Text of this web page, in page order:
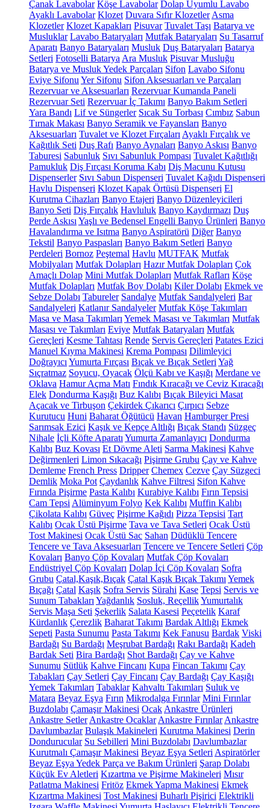
Çanak Lavabolar Köşe Lavabolar Dolap Uyumlu Lavabo
Ayaklı Lavabolar Klozet Duvara Sıfır Klozetler Asma
Klozetler Klozet Kapakları Pisuvar Tuvalet Taşı Batarya ve
Musluklar Lavabo Bataryaları Mutfak Bataryaları Su Tasarruf
Aparatı Banyo Bataryaları Musluk Duş Bataryaları Batarya
Setleri Fotoselli Batarya Ara Musluk Pisuvar Musluğu
Batarya ve Musluk Yedek Parçaları Sifon Lavabo Sifonu
Eviye Sifonu Yer Sifonu Sifon Aksesuarları ve Parçaları
Rezervuar ve Aksesuarları Rezervuar Kumanda Paneli
Rezervuar Seti Rezervuar İç Takımı Banyo Bakım Setleri
Yara Bandı Lif ve Süngerler Sıcak Su Torbası Cımbız Sabun
Tırnak Makası Banyo Seramik ve Fayansları Banyo
Aksesuarları Tuvalet ve Klozet Fırçaları Ayaklı Fırçalık ve
Kağıtlık Seti Duş Rafı Banyo Aynaları Banyo Askısı Banyo
Taburesi Sabunluk Sıvı Sabunluk Pompası Tuvalet Kağıtlığı
Pamukluk Diş Fırçası Koruma Kabı Diş Macunu Kutusu
Dispenserler Sıvı Sabun Dispenseri Tuvalet Kağıdı Dispenseri
Havlu Dispenseri Klozet Kapak Örtüsü Dispenseri El
Kurutma Cihazları Banyo Etajeri Banyo Düzenleyicileri
Banyo Seti Diş Fırçalık Havluluk Banyo Kaydırmazı Duş
Perde Askısı Yaşlı ve Bedensel Engelli Banyo Ürünleri Banyo
Havalandırma ve Isıtma Banyo Aspiratörü Diğer Banyo
Tekstil Banyo Paspasları Banyo Bakım Setleri Banyo
Perdeleri Bornoz Peştemal Havlu MUTFAK Mutfak
Mobilyaları Mutfak Dolapları Hazır Mutfak Dolapları Çok
Amaçlı Dolap Mini Mutfak Dolapları Mutfak Rafları Köşe
Mutfak Dolapları Mutfak Boy Dolabı Kiler Dolabı Ekmek ve
Sebze Dolabı Tabureler Sandalye Mutfak Sandalyeleri Bar
Sandalyeleri Katlanır Sandalyeler Mutfak Köşe Takımları
Masa ve Masa Takımları Yemek Masası ve Takımları Mutfak
Masası ve Takımları Eviye Mutfak Bataryaları Mutfak
Gereçleri Kesme Tahtası Rende Servis Gereçleri Patates Ezici
Manuel Kıyma Makinesi Krema Pompası Dilimleyici
Doğrayıcı Yumurta Fırçası Bıçak ve Bıçak Setleri Yağ
Sıçratmaz Soyucu, Oyacak Ölçü Kabı ve Kaşığı Merdane ve
Oklava Hamur Açma Matı Fındık Kıracağı ve Ceviz Kıracağı
Elek Dondurma Kaşığı Buz Kalıbı Bıçak Bileyici Masat
Açacak ve Tirbuşon Çekirdek Çıkarıcı Çırpıcı Sebze
Kurutucu Huni Baharat Öğütücü Havan Hamburger Presi
Sarımsak Ezici Kaşık ve Kepçe Altlığı Bıçak Standı Süzgeç
Nihale İçli Köfte Aparatı Yumurta Zamanlayıcı Dondurma
Kalıbı Buz Kovası Et Dövme Aleti Sarma Makinesi Kahve
Değirmenleri Limon Sıkacağı Pişirme Grubu Çay ve Kahve
Demleme French Press Dripper Chemex Cezve Çay Süzgeci
Demlik Moka Pot Çaydanlık Kahve Filtresi Sifon Kahve
Fırında Pişirme Pasta Kalıbı Kurabiye Kalıbı Fırın Tepsisi
Cam Tepsi Alüminyum Folyo Kek Kalıbı Muffin Kalıbı
Çikolata Kalıbı Güveç Pişirme Kağıdı Pizza Tepsisi Tart
Kalıbı Ocak Üstü Pişirme Tava ve Tava Setleri Ocak Üstü
Tost Makinesi Ocak Üstü Sac Sahan Düdüklü Tencere
Tencere ve Tava Aksesuarları Tencere ve Tencere Setleri Çöp
Kovaları Banyo Çöp Kovaları Mutfak Çöp Kovaları
Endüstriyel Çöp Kovaları Dolap İçi Çöp Kovaları Sofra
Grubu Çatal,Kaşık,Bıçak Çatal Kaşık Bıçak Takımı Yemek
Bıçağı Çatal Kaşık Sofra Servis Sürahi Kase Tepsi Servis ve
Sunum Tabakları Yağdanlık Sosluk, ReçellikYumurtalık
Servis Maşa Seti Şekerlik Salata Kasesi Peçetelik Karaf
Kürdanlık Çerezlik Baharat Takımı Bardak Altlığı Ekmek
Sepeti Pasta Sunumu Pasta Takımı Kek Fanusu Bardak Viski
Bardağı Su Bardağı Meşrubat Bardağı Rakı Bardağı Kadeh
Bardak Seti Bira Bardağı Shot Bardağı Çay ve Kahve
Sunumu Sütlük Kahve Fincanı Kupa Fincan Takımı Çay
Tabakları Çay Setleri Çay Fincanı Çay Bardağı Çay Kaşığı
Yemek Takımları Tabaklar Kahvaltı Takımları Suluk ve
Matara Beyaz Eşya Fırın Mikrodalga Fırınlar Mini Fırınlar
Buzdolabı Çamaşır Makinesi Ocak Ankastre Ürünleri
Ankastre Setler Ankastre Ocaklar Ankastre Fırınlar Ankastre
Davlumbazlar Bulaşık Makineleri Kurutma Makinesi Derin
Dondurucular Su Sebilleri Mini Buzdolabı Davlumbazlar
Kurutmalı Çamaşır Makinesi Beyaz Eşya Setleri Aspiratörler
Beyaz Eşya Yedek Parça ve Bakım Ürünleri Şarap Dolabı
Küçük Ev Aletleri Kızartma ve Pişirme Makineleri Mısır
Patlatma Makinesi Fritöz Ekmek Yapma Makinesi Ekmek
Kızartma Makinesi Tost Makinesi Buharlı Pişirici Elektrikli